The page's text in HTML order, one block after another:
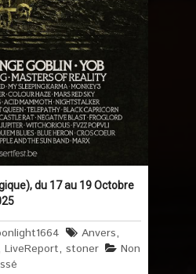
du 17 au 19 Octobre
Anvers,
LiveReport, stoner
Non